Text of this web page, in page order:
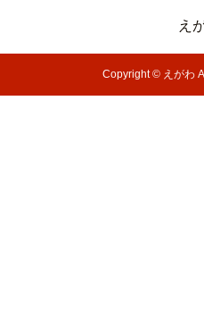
え
Copyright © えがわ